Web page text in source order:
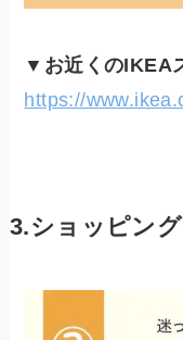
▼お近くのIKEA
https://
3.ショッピン